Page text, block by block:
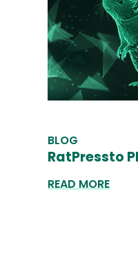
BLOG
RatPressto
READ MORE